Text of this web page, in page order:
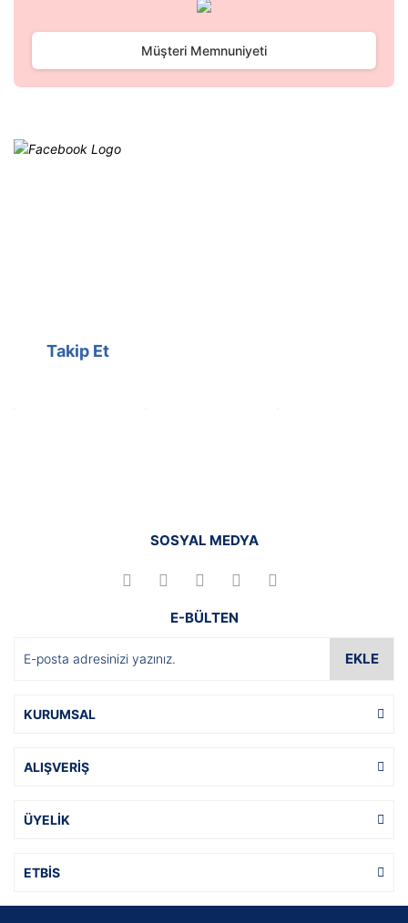
Müşteri Memnuniyeti
Takip Et
SOSYAL MEDYA
E-BÜLTEN
EKLE
KURUMSAL
ALIŞVERİŞ
ÜYELİK
ETBİS